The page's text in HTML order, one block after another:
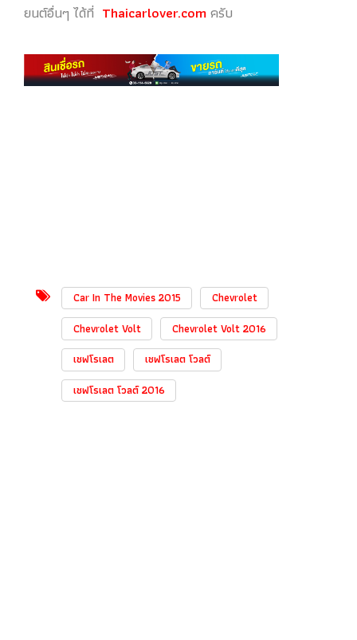
ยนต์อื่นๆ ได้ที่ Thaicarlover.comครับ
Car In The Movies 2015
Chevrolet
Chevrolet Volt
Chevrolet Volt 2016
เชฟโรเลต
เชฟโรเลต โวลต์
เชฟโรเลต โวลต์ 2016